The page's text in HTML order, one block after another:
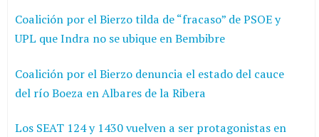
Coalición por el Bierzo tilda de “fracaso” de PSOE y
UPL que Indra no se ubique en Bembibre
Coalición por el Bierzo denuncia el estado del cauce
del río Boeza en Albares de la Ribera
Los SEAT 124 y 1430 vuelven a ser protagonistas en